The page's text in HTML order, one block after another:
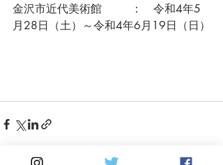
金沢市近代美術館　　  ：　令和4年5
月28日（土）～令和4年6月19日（日）